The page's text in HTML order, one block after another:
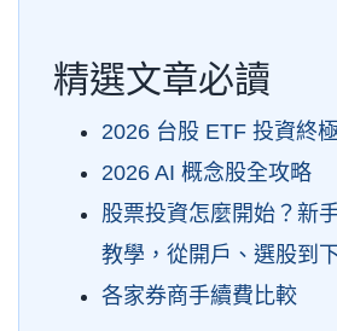
精選文章必讀
2026 台股 ETF 投資終
2026 AI 概念股全攻略
股票投資怎麼開始？新
教學，從開戶、選股到
各家券商手續費比較